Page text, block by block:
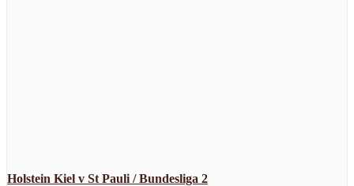
Holstein Kiel v St Pauli / Bundesliga 2